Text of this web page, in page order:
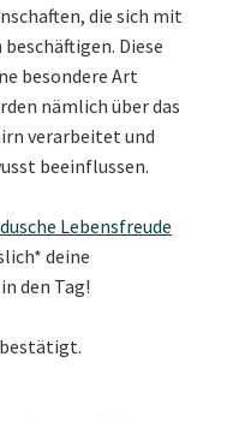
die sich mit
Diese
besondere Art
nämlich über das
verarbeitet und
beeinflussen.
Lebensfreude
deine
den Tag!